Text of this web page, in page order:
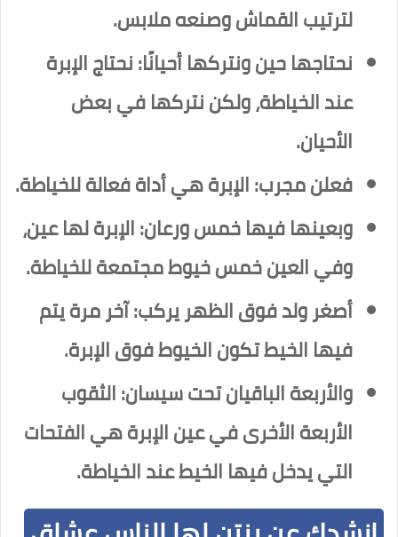
لترتيب القماش وصنعه ملابس.
نحتاجها حين ونتركها أحيانًا: نحتاج الإبرة
عند الخياطة، ولكن نتركها في بعض
الأحيان.
فعلن مجرب: الإبرة هي أداة فعالة للخياطة.
وبعينها فيها خمس ورعان: الإبرة لها عين،
وفي العين خمس خيوط مجتمعة للخياطة.
أصغر ولد فوق الظهر يركب: آخر مرة يتم
فيها الخيط تكون الخيوط فوق الإبرة.
والأربعة الباقيان تحت سيسان: الثقوب
الأربعة الأخرى في عين الإبرة هي الفتحات
التي يدخل فيها الخيط عند الخياطة.